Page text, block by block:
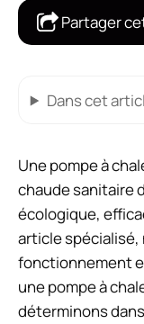
Partager
Dans cet
Une pompe à
chaude sanitaire
écologique,
article spécialisé,
fonctionnement
une pompe à
déterminons